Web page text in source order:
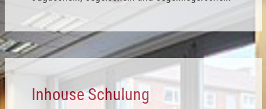
Inhouse Schulung